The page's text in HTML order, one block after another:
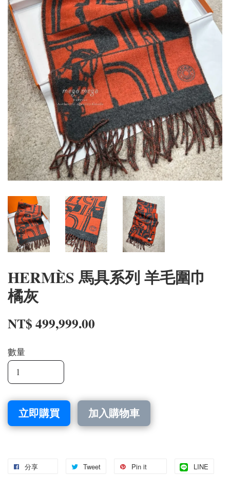
HERMÈS 馬具系列 羊毛圍巾
橘灰
NT$ 499,999.00
數量
立即購買 加入購物車
分享 Tweet Pin it LINE